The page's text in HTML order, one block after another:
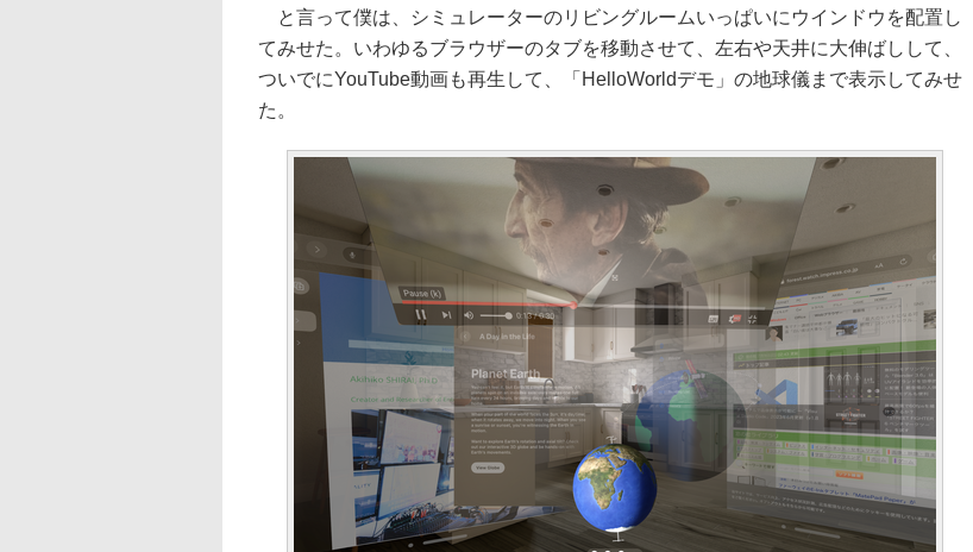
と言って僕は、シミュレーターのリビングルームいっぱいにウインドウを配置し
てみせた。いわゆるブラウザーのタブを移動させて、左右や天井に大伸ばしして、
ついでにYouTube動画も再生して、「HelloWorldデモ」の地球儀まで表示してみせ
た。